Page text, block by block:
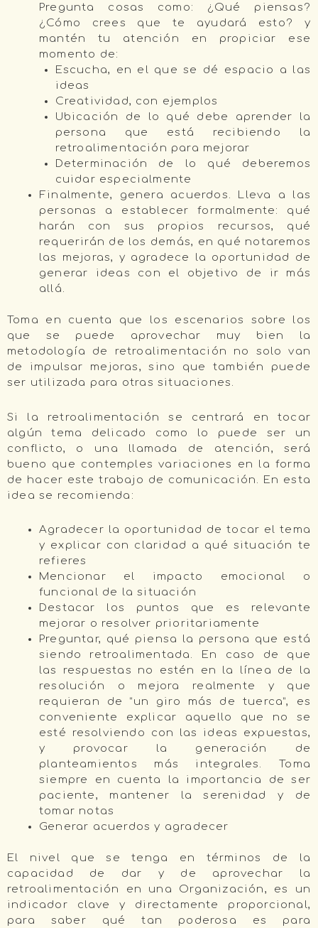
Pregunta cosas como: ¿Qué piensas?
¿Cómo crees que te ayudará esto? y
mantén tu atención en propiciar ese
momento de:
Escucha, en el que se dé espacio a las
ideas
Creatividad, con ejemplos
Ubicación de lo qué debe aprender la
persona que está recibiendo la
retroalimentación para mejorar
Determinación de lo qué deberemos
cuidar especialmente
Finalmente, genera acuerdos. Lleva a las
personas a establecer formalmente: qué
harán con sus propios recursos, qué
requerirán de los demás, en qué notaremos
las mejoras, y agradece la oportunidad de
generar ideas con el objetivo de ir más
allá.
Toma en cuenta que los escenarios sobre los
que se puede aprovechar muy bien la
metodología de retroalimentación no solo van
de impulsar mejoras, sino que también puede
ser utilizada para otras situaciones.
Si la retroalimentación se centrará en tocar
algún tema delicado como lo puede ser un
conflicto, o una llamada de atención, será
bueno que contemples variaciones en la forma
de hacer este trabajo de comunicación. En esta
idea se recomienda:
Agradecer la oportunidad de tocar el tema
y explicar con claridad a qué situación te
refieres
Mencionar el impacto emocional o
funcional de la situación
Destacar los puntos que es relevante
mejorar o resolver prioritariamente
Preguntar, qué piensa la persona que está
siendo retroalimentada. En caso de que
las respuestas no estén en la línea de la
resolución o mejora realmente y que
requieran de “un giro más de tuerca”, es
conveniente explicar aquello que no se
esté resolviendo con las ideas expuestas,
y provocar la generación de
planteamientos más integrales. Toma
siempre en cuenta la importancia de ser
paciente, mantener la serenidad y de
tomar notas
Generar acuerdos y agradecer
El nivel que se tenga en términos de la
capacidad de dar y de aprovechar la
retroalimentación en una Organización, es un
indicador clave y directamente proporcional,
para saber qué tan poderosa es para